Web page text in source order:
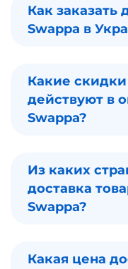
Как заказать
Swappa в
Какие скидки
действуют в
Swappa?
Из каких
доставка
Swappa?
Какая цена